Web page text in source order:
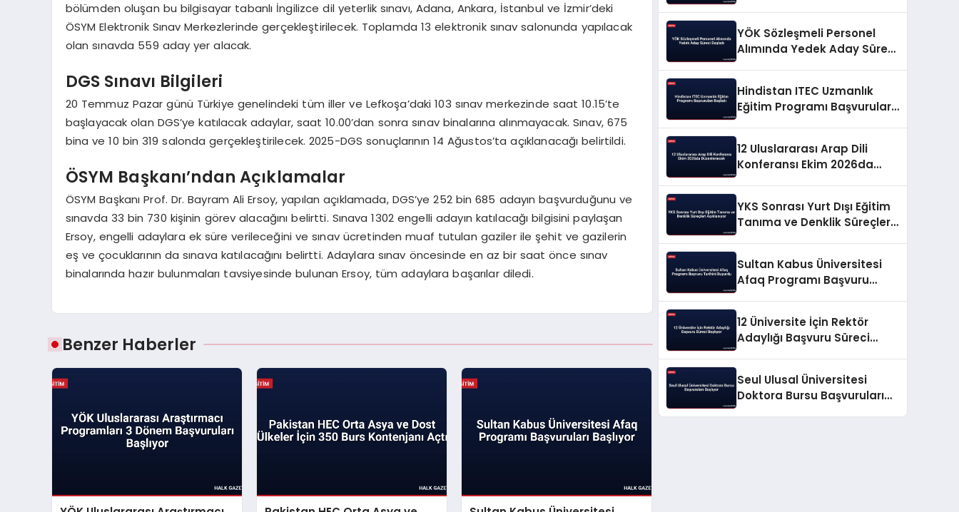
bölümden oluşan bu bilgisayar tabanlı İngilizce dil yeterlik sınavı, Adana, Ankara, İstanbul ve İzmir’deki
ÖSYM Elektronik Sınav Merkezlerinde gerçekleştirilecek. Toplamda 13 elektronik sınav salonunda yapılacak
olan sınavda 559 aday yer alacak.
DGS Sınavı Bilgileri
20 Temmuz Pazar günü Türkiye genelindeki tüm iller ve Lefkoşa’daki 103 sınav merkezinde saat 10.15’te
başlayacak olan DGS’ye katılacak adaylar, saat 10.00’dan sonra sınav binalarına alınmayacak. Sınav, 675
bina ve 10 bin 319 salonda gerçekleştirilecek. 2025-DGS sonuçlarının 14 Ağustos’ta açıklanacağı belirtildi.
ÖSYM Başkanı’ndan Açıklamalar
ÖSYM Başkanı Prof. Dr. Bayram Ali Ersoy, yapılan açıklamada, DGS’ye 252 bin 685 adayın başvurduğunu ve
sınavda 33 bin 730 kişinin görev alacağını belirtti. Sınava 1302 engelli adayın katılacağı bilgisini paylaşan
Ersoy, engelli adaylara ek süre verileceğini ve sınav ücretinden muaf tutulan gaziler ile şehit ve gazilerin
eş ve çocuklarının da sınava katılacağını belirtti. Adaylara sınav öncesinde en az bir saat önce sınav
binalarında hazır bulunmaları tavsiyesinde bulunan Ersoy, tüm adaylara başarılar diledi.
Benzer Haberler
YÖK Sözleşmeli Personel
Alımında Yedek Aday Süreci
Hindistan ITEC Uzmanlık
Eğitim Programı Başvuruları
12 Uluslararası Arap Dili
Konferansı Ekim 2026da
YKS Sonrası Yurt Dışı Eğitim
Tanıma ve Denklik Süreçleri
Sultan Kabus Üniversitesi
Afaq Programı Başvuru
12 Üniversite İçin Rektör
Adaylığı Başvuru Süreci
Seul Ulusal Üniversitesi
Doktora Bursu Başvuruları